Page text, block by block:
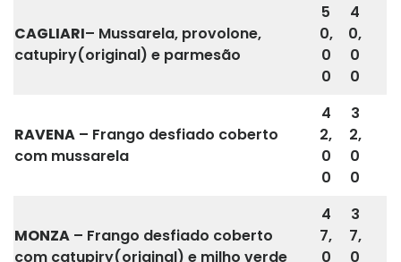
CAGLIARI– Mussarela, provolone,
catupiry(original) e parmesão
5
0,
0
0
4
0,
0
0
RAVENA – Frango desfiado coberto
com mussarela
4
2,
0
0
3
2,
0
0
MONZA – Frango desfiado coberto
com catupiry(original) e milho verde
4
7,
0
3
7,
0